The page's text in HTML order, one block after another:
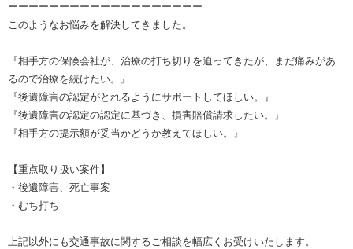
ーーーーーーーーーーーーーーーーーーー
このようなお悩みを解決してきました。
『相手方の保険会社が、治療の打ち切りを迫ってきたが、まだ痛みがあ
るので治療を続けたい。』
『後遺障害の認定がとれるようにサポートしてほしい。』
『後遺障害の認定の認定に基づき、損害賠償請求したい。』
『相手方の提示額が妥当かどうか教えてほしい。』
【重点取り扱い案件】
・後遺障害、死亡事案
・むち打ち
上記以外にも交通事故に関するご相談を幅広くお受けいたします。